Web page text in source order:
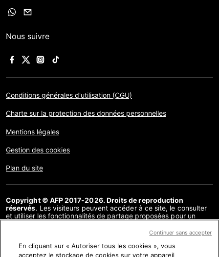
Nous suivre
Conditions générales d'utilisation (CGU)
Charte sur la protection des données personnelles
Mentions légales
Gestion des cookies
Plan du site
Copyright © AFP 2017-2026. Droits de reproduction
réservés. Les visiteurs peuvent accéder à ce site, le consulter
et utiliser les fonctionnalités de partage proposées pour un
communication au public, distribution de tout ou partie du
soit, sans licence spécifique signée avec l’AFP, est interdite. Les
éléments analysés dans le cadre de chaque factuel sont
En cliquant sur « Autoriser tous les cookies », vous
acceptez le stockage de cookies sur votre appareil
Continuer sans accepter